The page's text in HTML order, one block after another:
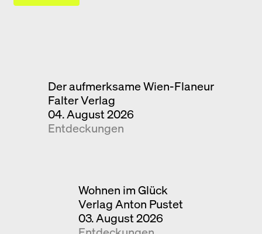
Der aufmerksame Wien-Flaneur
Falter Verlag
04. August 2026
Entdeckungen
Wohnen im Glück
Verlag Anton Pustet
03. August 2026